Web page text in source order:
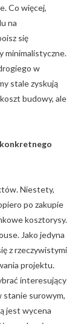
Co więcej,
na
się
minimalistyczne.
w
stale zyskują
budowy, ale
Niestety,
po zakupie
kosztorysy.
Jako jedyna
z rzeczywistymi
projektu.
interesujący
stanie surowym,
jest wycena